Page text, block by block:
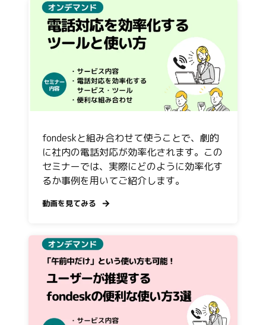
fondeskと組み合わせて使うことで、劇的
に社内の電話対応が効率化されます。この
セミナーでは、実際にどのように効率化す
るか事例を用いてご紹介します。
動画を見てみる